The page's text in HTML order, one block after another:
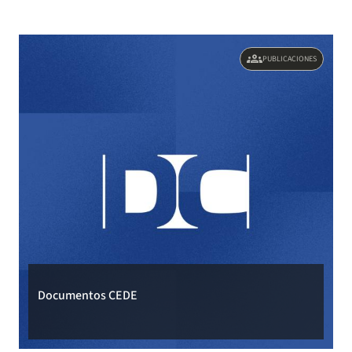
groupsPUBLICACIONES
Documentos CEDE